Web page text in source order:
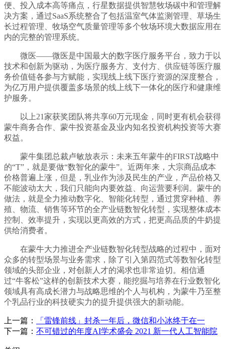
便、投入成本高等痛点，行星数据提供智慧牧场碳中和管理解
决方案，通过SaaS系统整合了包括温室气体监测管理、草场生
长过程管理、牧场空气质量管理等多个牧场环境大数据应用在
内的完整的管理系统。
微医——微医是中国最大的数字医疗服务平台，致力于以
技术和创新为驱动，为医疗服务方、支付方、供应链等医疗服
务价值链各参与方赋能，实现线上线下医疗资源的深度整合，
为亿万用户提供覆盖多场景的线上线下一体化的医疗和健康维
护服务。
以上21家获奖团队将共享60万元现金，同时更有机会获得
蒙牛商务合作、蒙牛投资基金及业内知名投资机构投资等大赛
权益。
蒙牛集团总裁卢敏放表示：未来五年蒙牛的FIRST战略中
的“T”，就是要做“数智化的蒙牛”。近两年来，大宗商品成本
价格普遍上涨，但是，乳业作为涉及民生的产业，产品价格又
不能波动太大，我们只能向内要效益、向运营要利润。蒙牛的
做法，就是全力推动数字化、智能化转型，通过贯穿种植、养
殖、物流、销售等环节的全产业链数智化转型，实现整体成本
控制、效率提升，实现以更高效的方式，把更高品质的牛奶提
供给消费者。
在蒙牛大力推进全产业链数智化转型战略的过程中，面对
众多的转型场景与业务需求，除了引入第四范式等数智化转型
领域的头部企业，对创新人才的渴求也非常迫切。相信通
过“牛客松”这样的创新技术大赛，能挖掘与培养在行业数智化
领域具有高成长潜力与战略思维的个人与机构，为蒙牛乃至整
个乳品行业的科技硬实力的提升提供强大的新动能。
上一篇：
「雷锋前线」封杀一年后，微信和小冰终于在一
下一篇： 不可错过的年度AI学术盛会 2021 新一代人工智能院